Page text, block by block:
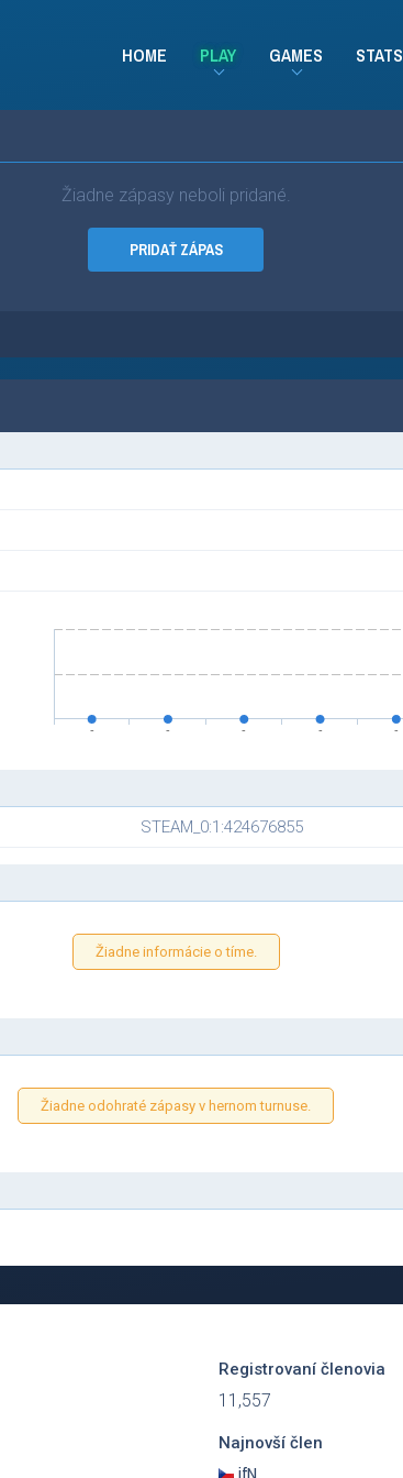
HOME PLAY GAMES STATS
Žiadne zápasy neboli pridané.
PRIDAŤ ZÁPAS
STEAM_0:1:424676855
Žiadne informácie o tíme.
Žiadne odohraté zápasy v hernom turnuse.
Registrovaní členovia
11,557
Najnovší člen